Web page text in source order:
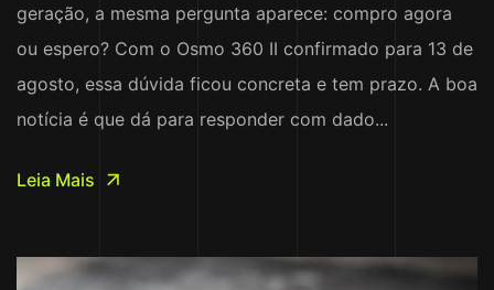
geração, a mesma pergunta aparece: compro agora
ou espero? Com o Osmo 360 II confirmado para 13 de
agosto, essa dúvida ficou concreta e tem prazo. A boa
notícia é que dá para responder com dado...
Leia Mais